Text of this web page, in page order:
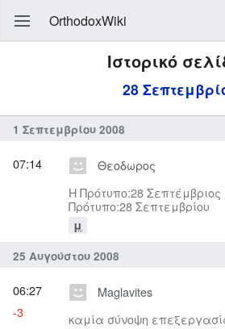
OrthodoxWiki
Ιστορικό
28
1 Σεπτεμβρίου 2008
Θεοδωρος
Η Πρότυπο:28
Πρότυπο:28 Σεπτεμβρίου
μ
07:14
25 Αυγούστου 2008
Maglavites
καμία σύνοψη
06:27
-3